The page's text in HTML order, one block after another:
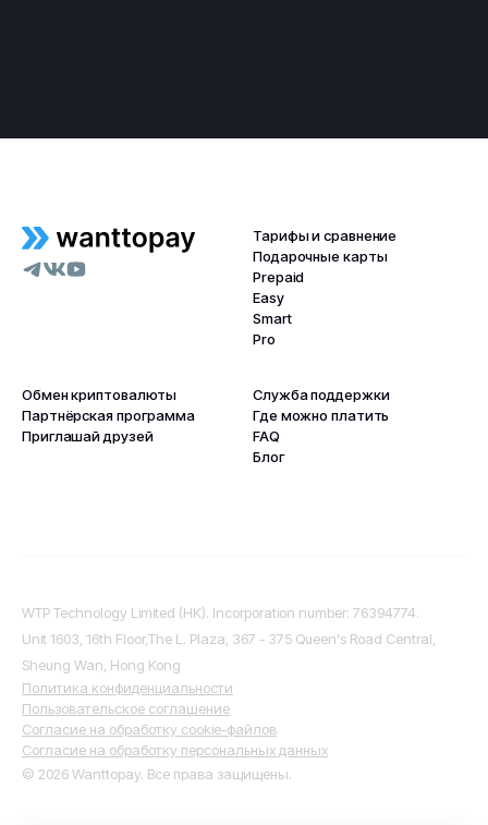
Тарифы и сравнение
Подарочные карты
Prepaid
Easy
Smart
Pro
Обмен криптовалюты
Партнёрская программа
Приглашай друзей
Служба поддержки
Где можно платить
FAQ
Блог
WTP Technology Limited (HK). Incorporation number: 76394774.
Unit 1603, 16th Floor,The L. Plaza, 367 - 375 Queen's Road Central,
Sheung Wan, Hong Kong
Политика конфиденциальности
Пользовательское соглашение
Согласие на обработку cookie-файлов
Согласие на обработку персональных данных
© 2026 Wanttopay. Все права защищены.